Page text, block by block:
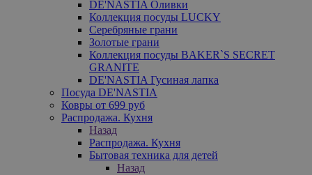
DE'NASTIA Оливки
Коллекция посуды LUCKY
Серебряные грани
Золотые грани
Коллекция посуды BAKER`S SECRET
GRANITE
DE'NASTIA Гусиная лапка
Посуда DE'NASTIA
Ковры от 699 руб
Распродажа. Кухня
Назад
Распродажа. Кухня
Бытовая техника для детей
Назад